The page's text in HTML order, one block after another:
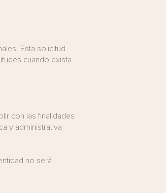
Esta solicitud
cuando exista
con las finalidades
y administrativa
no será